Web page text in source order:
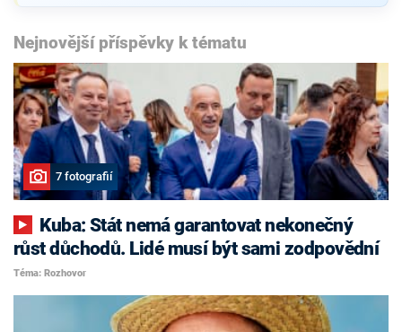
Nejnovější příspěvky k tématu
7 fotografií
růst důchodů. Lidé musí být sami zodpovědní
Téma: Rozhovor